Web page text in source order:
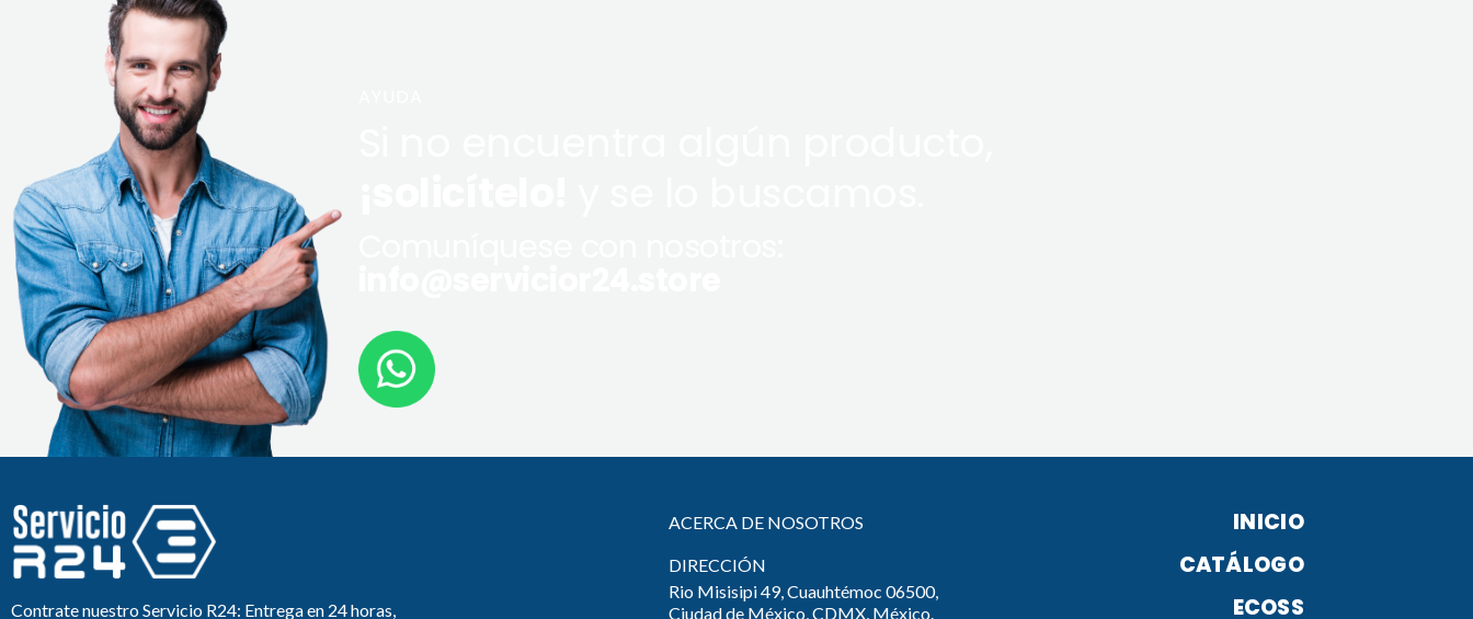
Contrate nuestro Servicio R24: Entrega en 24 horas,
ACERCA DE NOSOTROS
DIRECCIÓN
Rio Misisipi 49, Cuauhtémoc 06500,
Ciudad de México, CDMX, México.
INICIO
CATÁLOGO
ECOSS